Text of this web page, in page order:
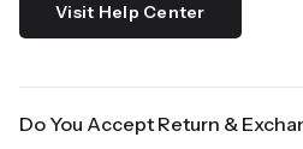
Visit Help Center
Do You Accept Return &